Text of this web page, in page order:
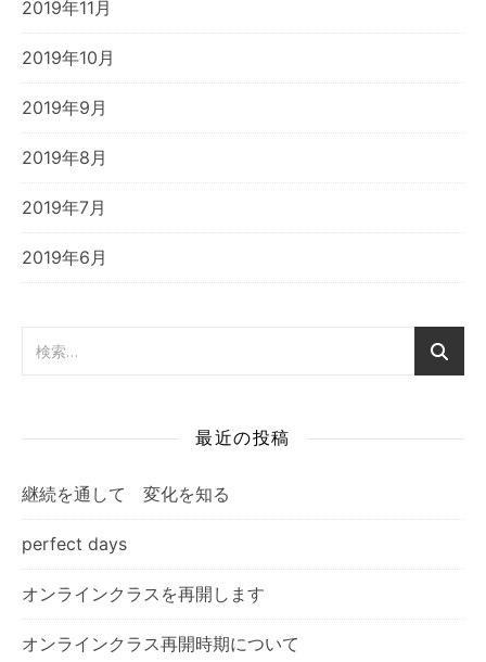
2019年11月
2019年10月
2019年9月
2019年8月
2019年7月
2019年6月
最近の投稿
継続を通して 変化を知る
perfect days
オンラインクラスを再開します
オンラインクラス再開時期について